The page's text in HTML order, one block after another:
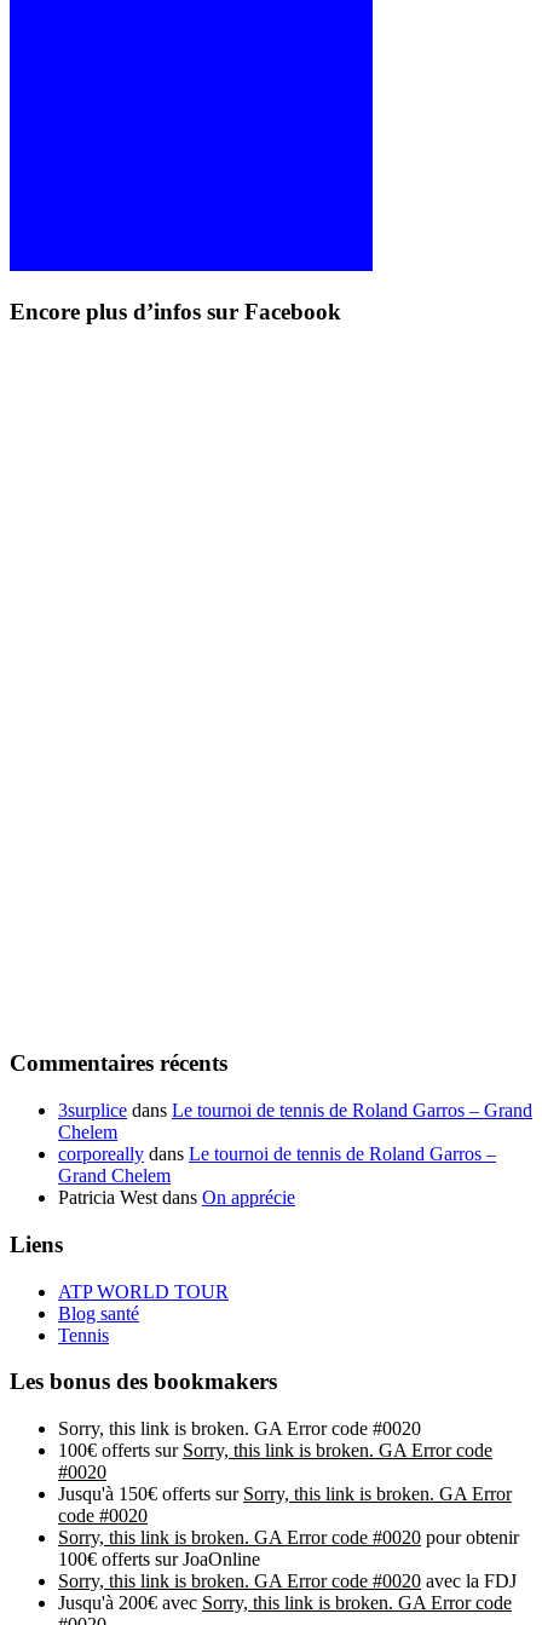
Encore plus d’infos sur Facebook
Commentaires récents
3surplice dans Le tournoi de tennis de Roland Garros – Grand
Chelem
corporeally dans Le tournoi de tennis de Roland Garros –
Grand Chelem
Patricia West dans On apprécie
Liens
ATP WORLD TOUR
Blog santé
Tennis
Les bonus des bookmakers
Sorry, this link is broken. GA Error code #0020
100€ offerts sur Sorry, this link is broken. GA Error code
#0020
Jusqu'à 150€ offerts sur Sorry, this link is broken. GA Error
code #0020
Sorry, this link is broken. GA Error code #0020 pour obtenir
100€ offerts sur JoaOnline
Sorry, this link is broken. GA Error code #0020 avec la FDJ
Jusqu'à 200€ avec Sorry, this link is broken. GA Error code